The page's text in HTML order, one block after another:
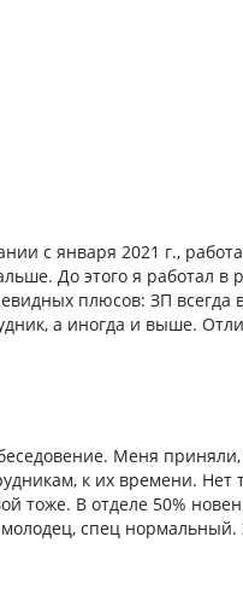
с января 2021 г.,
До этого я работал в
плюсов: ЗП всегда
а иногда и выше.
Меня
к их времени.
тоже. В отделе 50%
молодец, спец